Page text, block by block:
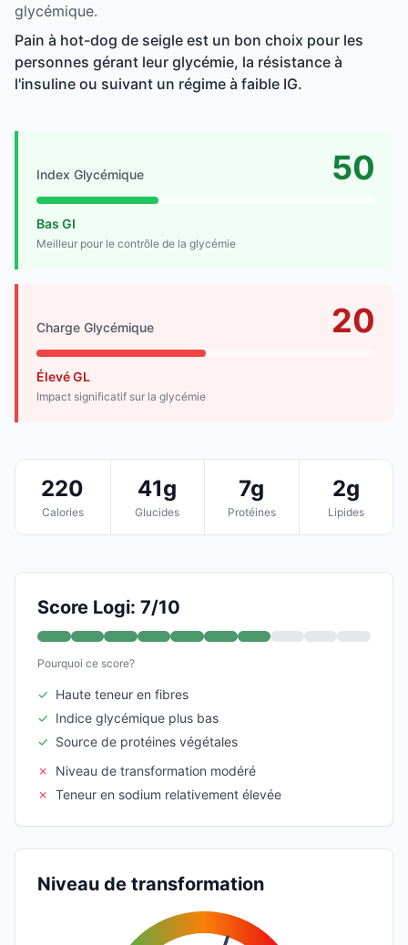
glycémique.
Pain à hot-dog de seigle est un bon choix pour les
personnes gérant leur glycémie, la résistance à
l'insuline ou suivant un régime à faible IG.
Index Glycémique 50
Bas GI
Meilleur pour le contrôle de la glycémie
Charge Glycémique 20
Élevé GL
Impact significatif sur la glycémie
220
Calories
41g
Glucides
7g
Protéines
2g
Lipides
Score Logi: 7/10
Pourquoi ce score?
✓ Haute teneur en fibres
✓ Indice glycémique plus bas
✓ Source de protéines végétales
✗
Niveau de transformation modéré
✗ Teneur en sodium relativement élevée
Niveau de transformation